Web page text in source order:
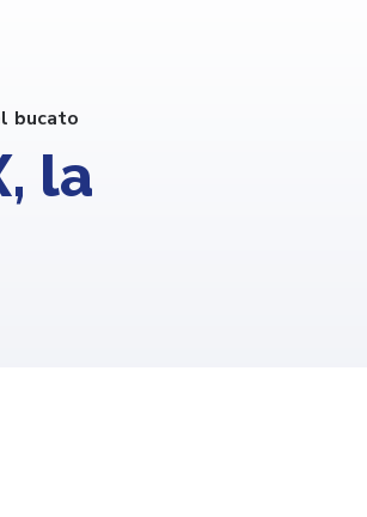
bucato
la